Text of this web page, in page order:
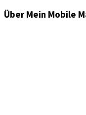
Über Mein Mobile